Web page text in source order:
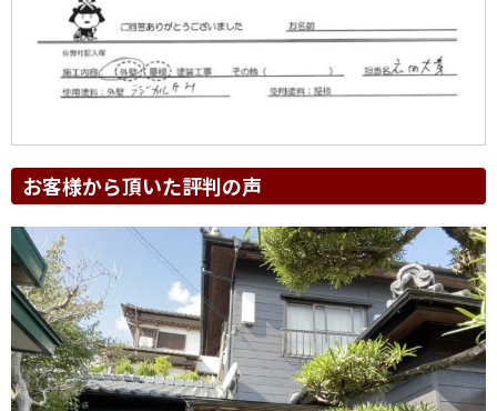
お客様から頂いた評判の声